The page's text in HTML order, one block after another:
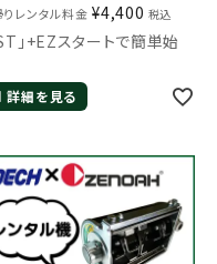
りレンタル料金 ¥4,400 税込
」+EZスタートで簡単始
詳細を見る